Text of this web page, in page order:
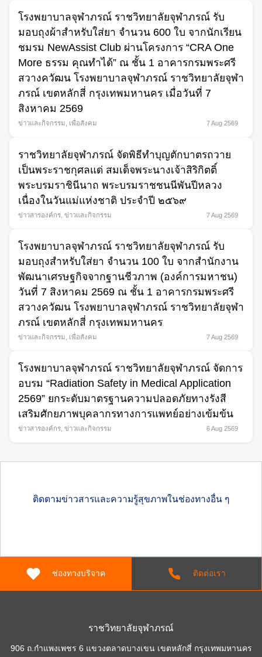
โรงพยาบาลจุฬาภรณ์ ราชวิทยาลัยจุฬาภรณ์ รับ
มอบถุงผ้าสำหรับใส่ยา จำนวน 600 ใบ จากนักเรียน
ชมรม NewAssist Club ผ่านโครงการ “CRA One
More ธรรม คุณทำได้” ณ ชั้น 1 อาคารกรมพระศรี
สวางควัฒน โรงพยาบาลจุฬาภรณ์ ราชวิทยาลัยจุฬา
ภรณ์ เขตหลักสี่ กรุงเทพมหานคร เมื่อวันที่ 7
สิงหาคม 2569
ข่าวและกิจกรรม เพื่อสังคม 7 Aug 2569
ราชวิทยาลัยจุฬาภรณ์ จัดพิธีทำบุญตักบาตรถวาย
เป็นพระราชกุศลแด่ สมเด็จพระนางเจ้าสิริกิตติ์
พระบรมราชินีนาถ พระบรมราชชนนีพันปีหลวง
เนื่องในวันแม่แห่งชาติ ประจำปี ๒๕๖๙
ข่าวสารองค์กร ข่าวและกิจกรรม 7 Aug 2569
โรงพยาบาลจุฬาภรณ์ ราชวิทยาลัยจุฬาภรณ์ รับ
มอบถุงสำหรับใส่ยา จำนวน 100 ใบ จากสำนักงาน
พัฒนาเศรษฐกิจจากฐานชีวภาพ (องค์การมหาชน)
วันที่ 7 สิงหาคม 2569 ณ ชั้น 1 อาคารกรมพระศรี
สวางควัฒน โรงพยาบาลจุฬาภรณ์ ราชวิทยาลัยจุฬา
ภรณ์ เขตหลักสี่ กรุงเทพมหานคร
ข่าวและกิจกรรม เพื่อสังคม 7 Aug 2569
โรงพยาบาลจุฬาภรณ์ ราชวิทยาลัยจุฬาภรณ์ จัดการ
อบรม “Radiation Safety in Medical Application
2569” ยกระดับมาตรฐานความปลอดภัยทางรังสี
เสริมศักยภาพบุคลากรทางการแพทย์อย่างเข้มข้น
ข่าวสารองค์กร ข่าวและกิจกรรม 6 Aug 2569
ติดตามข่าวสารและความรู้สุขภาพในช่องทางอื่น ๆ
ช่องทางบริจาค ติดต่อเรา
ราชวิทยาลัยจุฬาภรณ์
906 ถ.กำแพงเพชร 6 แขวงตลาดบางเขน เขตหลักสี่ กรุงเทพมหานคร